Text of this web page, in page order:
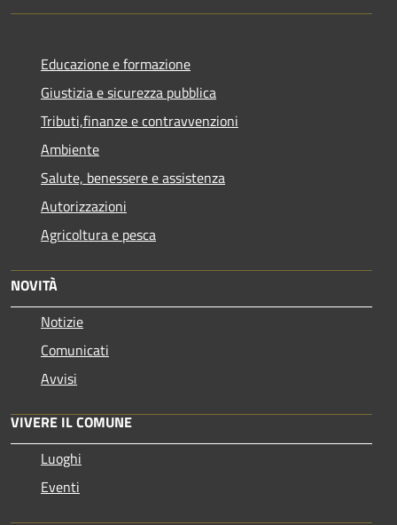
Educazione e formazione
Giustizia e sicurezza pubblica
Tributi,finanze e contravvenzioni
Ambiente
Salute, benessere e assistenza
Autorizzazioni
Agricoltura e pesca
NOVITÀ
Notizie
Comunicati
Avvisi
VIVERE IL COMUNE
Luoghi
Eventi